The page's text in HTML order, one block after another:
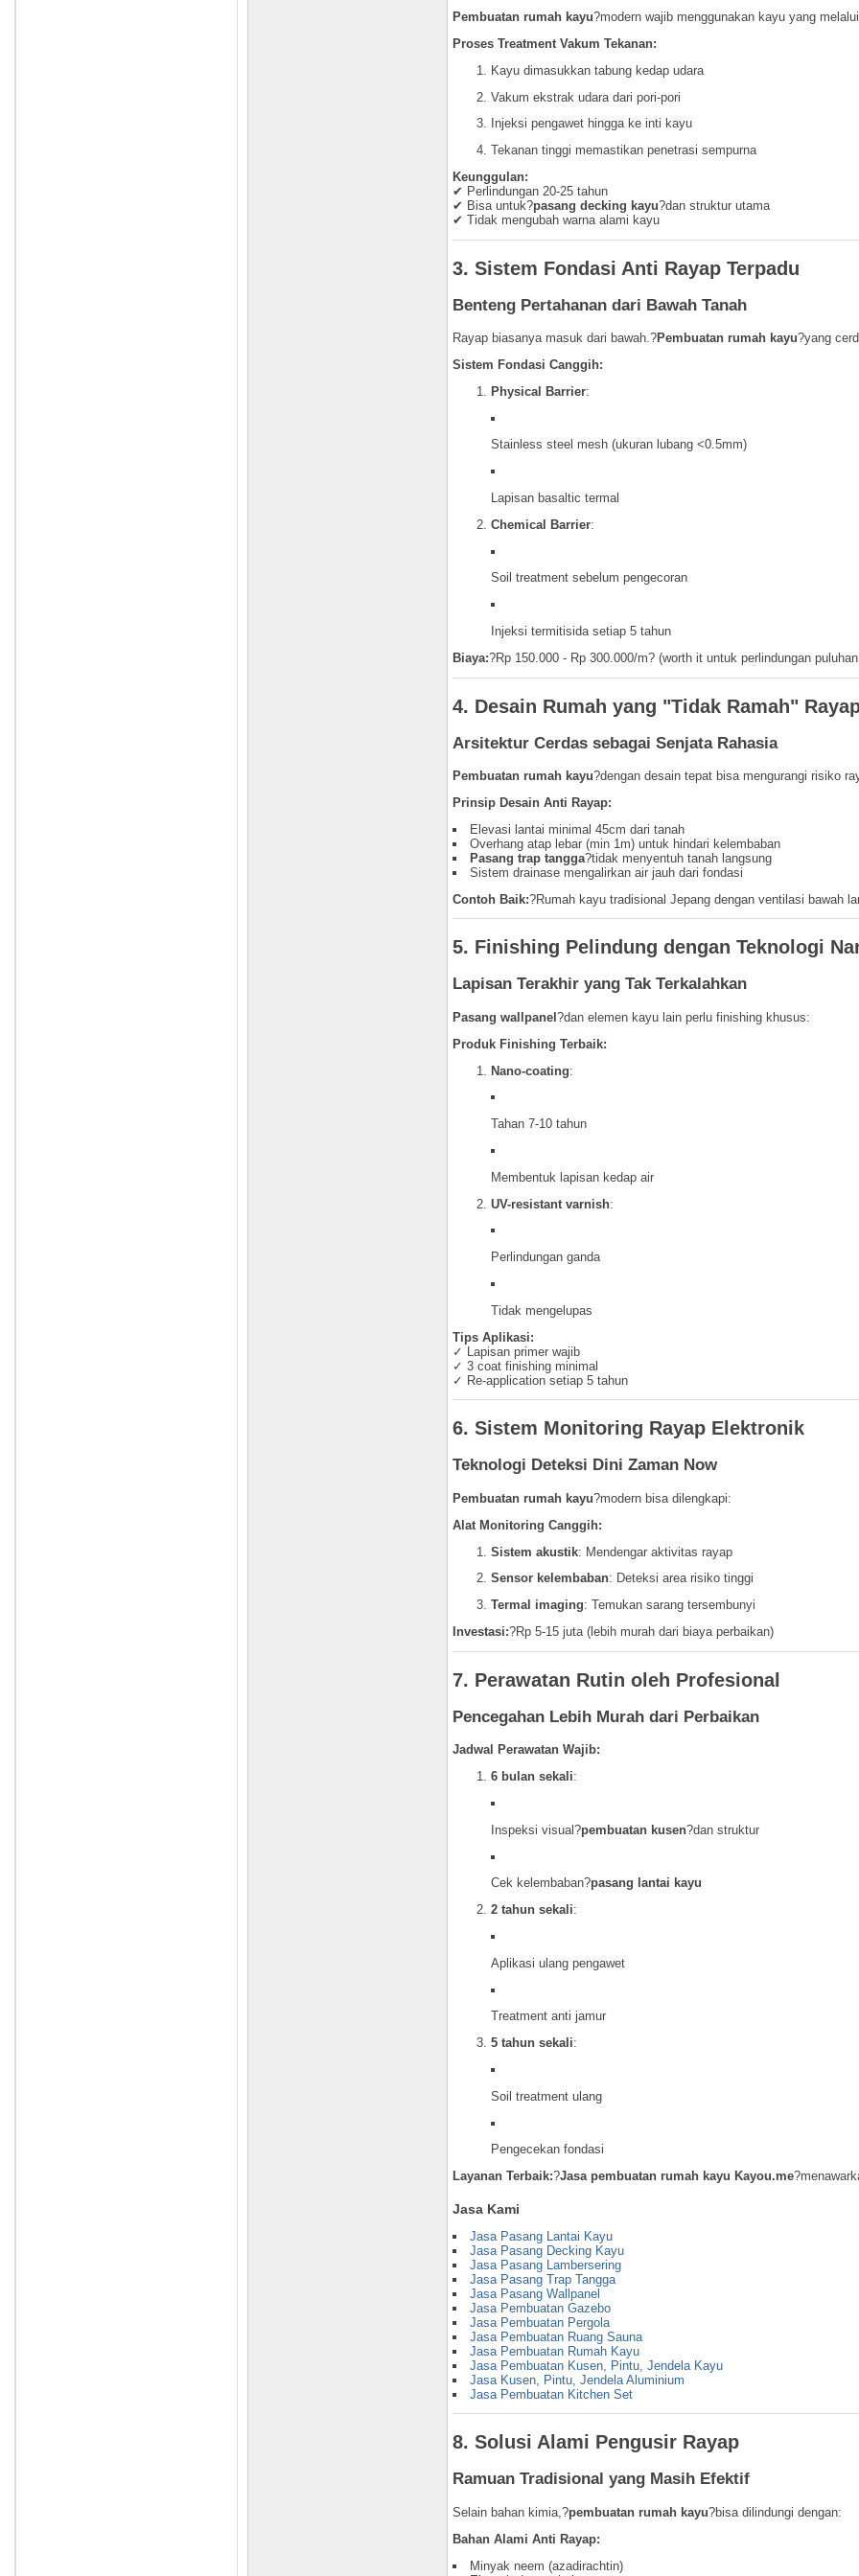
Pembuatan rumah kayu?modern wajib menggunakan kayu yang
Proses Treatment Vakum Tekanan:
Kayu dimasukkan tabung kedap udara
Vakum ekstrak udara dari pori-pori
Injeksi pengawet hingga ke inti kayu
Tekanan tinggi memastikan penetrasi sempurna
Keunggulan:
✔ Perlindungan 20-25 tahun
✔ Bisa untuk?pasang decking kayu?dan struktur utama
✔ Tidak mengubah warna alami kayu
3. Sistem Fondasi Anti Rayap Terpadu
Benteng Pertahanan dari Bawah Tanah
Rayap biasanya masuk dari bawah.?Pembuatan rumah kayu?yang
Sistem Fondasi Canggih:
Physical Barrier:
Stainless steel mesh (ukuran lubang <0.5mm)
Lapisan basaltic termal
Chemical Barrier:
Soil treatment sebelum pengecoran
Injeksi termitisida setiap 5 tahun
Biaya:?Rp 150.000 - Rp 300.000/m? (worth it untuk perlindungan
4. Desain Rumah yang "Tidak Ramah"
Arsitektur Cerdas sebagai Senjata Rahasia
Pembuatan rumah kayu?dengan desain tepat bisa mengurangi risiko
Prinsip Desain Anti Rayap:
Elevasi lantai minimal 45cm dari tanah
Overhang atap lebar (min 1m) untuk hindari kelembaban
Pasang trap tangga?tidak menyentuh tanah langsung
Sistem drainase mengalirkan air jauh dari fondasi
Contoh Baik:?Rumah kayu tradisional Jepang dengan ventilasi bawah
5. Finishing Pelindung dengan Teknologi
Lapisan Terakhir yang Tak Terkalahkan
Pasang wallpanel ?dan elemen kayu lain perlu finishing khusus:
Produk Finishing Terbaik:
Nano-coating:
Tahan 7-10 tahun
Membentuk lapisan kedap air
UV-resistant varnish:
Perlindungan ganda
Tidak mengelupas
Tips Aplikasi:
✓ Lapisan primer wajib
✓ 3 coat finishing minimal
✓ Re-application setiap 5 tahun
6. Sistem Monitoring Rayap Elektronik
Teknologi Deteksi Dini Zaman Now
Pembuatan rumah kayu?modern bisa dilengkapi:
Alat Monitoring Canggih:
Sistem akustik: Mendengar aktivitas rayap
Sensor kelembaban: Deteksi area risiko tinggi
Termal imaging: Temukan sarang tersembunyi
Investasi:?Rp 5-15 juta (lebih murah dari biaya perbaikan)
7. Perawatan Rutin oleh Profesional
Pencegahan Lebih Murah dari Perbaikan
Jadwal Perawatan Wajib:
6 bulan sekali:
Inspeksi visual?pembuatan kusen?dan struktur
Cek kelembaban?pasang lantai kayu
2 tahun sekali:
Aplikasi ulang pengawet
Treatment anti jamur
5 tahun sekali:
Soil treatment ulang
Pengecekan fondasi
Layanan Terbaik:?Jasa pembuatan rumah kayu Kayou.me
Jasa Kami
Jasa Pasang Lantai Kayu
Jasa Pasang Decking Kayu
Jasa Pasang Lambersering
Jasa Pasang Trap Tangga
Jasa Pasang Wallpanel
Jasa Pembuatan Gazebo
Jasa Pembuatan Pergola
Jasa Pembuatan Ruang Sauna
Jasa Pembuatan Rumah Kayu
Jasa Pembuatan Kusen, Pintu, Jendela Kayu
Jasa Kusen, Pintu, Jendela Aluminium
Jasa Pembuatan Kitchen Set
8. Solusi Alami Pengusir Rayap
Ramuan Tradisional yang Masih Efektif
Selain bahan kimia,?pembuatan rumah kayu?bisa dilindungi dengan:
Bahan Alami Anti Rayap:
Minyak neem (azadirachtin)